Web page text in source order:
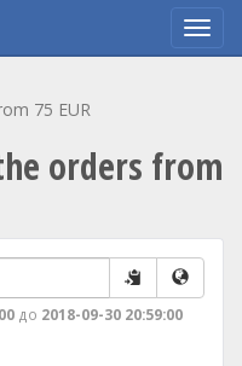
75 EUR
orders from
до 2018-09-30 20:59:00